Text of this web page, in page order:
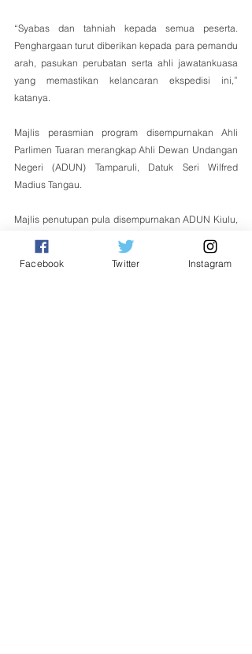
“Syabas dan tahniah kepada semua peserta.
Penghargaan turut diberikan kepada para pemandu
arah, pasukan perubatan serta ahli jawatankuasa
yang memastikan kelancaran ekspedisi ini,”
katanya.
Majlis perasmian program disempurnakan Ahli
Parlimen Tuaran merangkap Ahli Dewan Undangan
Negeri (ADUN) Tamparuli, Datuk Seri Wilfred
Madius Tangau.
Majlis penutupan pula disempurnakan ADUN Kiulu,
Datuk Joniston Bangkuai. Turut hadir Presiden SAB
Mission, Jim Gabu.
Tempatan
Facebook Twitter Instagram